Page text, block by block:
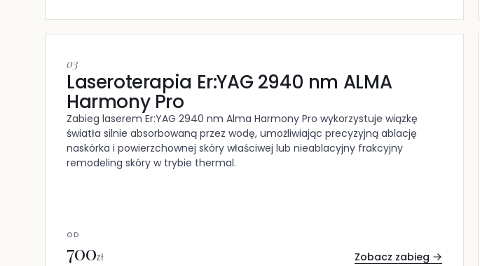
03
Laseroterapia Er:YAG 2940 nm ALMA
Harmony Pro
Zabieg laserem Er:YAG 2940 nm Alma Harmony Pro wykorzystuje wiązkę
światła silnie absorbowaną przez wodę, umożliwiając precyzyjną ablację
naskórka i powierzchownej skóry właściwej lub nieablacyjny frakcyjny
remodeling skóry w trybie thermal.
OD
700zł Zobacz zabieg